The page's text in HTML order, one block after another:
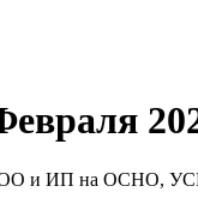
и ИП на ОСНО,